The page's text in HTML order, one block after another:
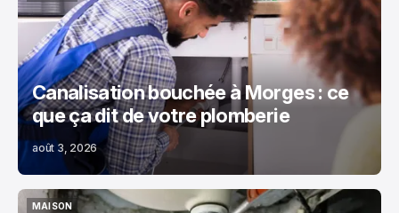
MAISON
Canalisation bouchée à Morges : ce
que ça dit de votre plomberie
août 3, 2026
MAISON